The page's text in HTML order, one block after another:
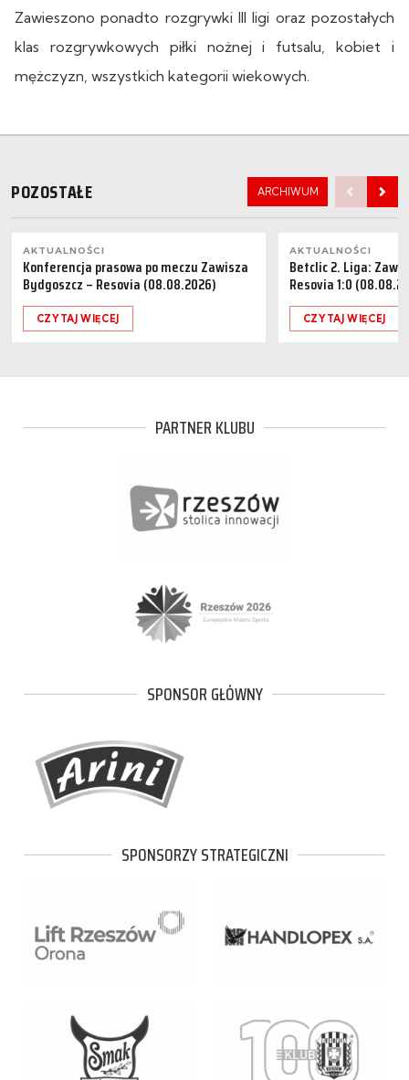
Zawieszono ponadto rozgrywki III ligi oraz pozostałych
klas rozgrywkowych piłki nożnej i futsalu, kobiet i
mężczyzn, wszystkich kategorii wiekowych.
POZOSTAŁE ARCHIWUM
AKTUALNOŚCI
Konferencja prasowa po meczu Zawisza
Bydgoszcz – Resovia (08.08.2026)
CZYTAJ WIĘCEJ
AKTUALNOŚCI
Betclic 2. Liga:
Resovia 1:0
CZYTAJ WIĘCEJ
PARTNER KLUBU
SPONSOR GŁÓWNY
SPONSORZY STRATEGICZNI